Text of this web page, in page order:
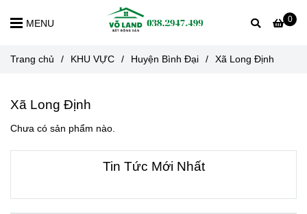
0
MENU
Trang chủ / KHU VỰC / Huyện Bình Đại / Xã Long Định
Xã Long Định
Chưa có sản phẩm nào.
Tin Tức Mới Nhất